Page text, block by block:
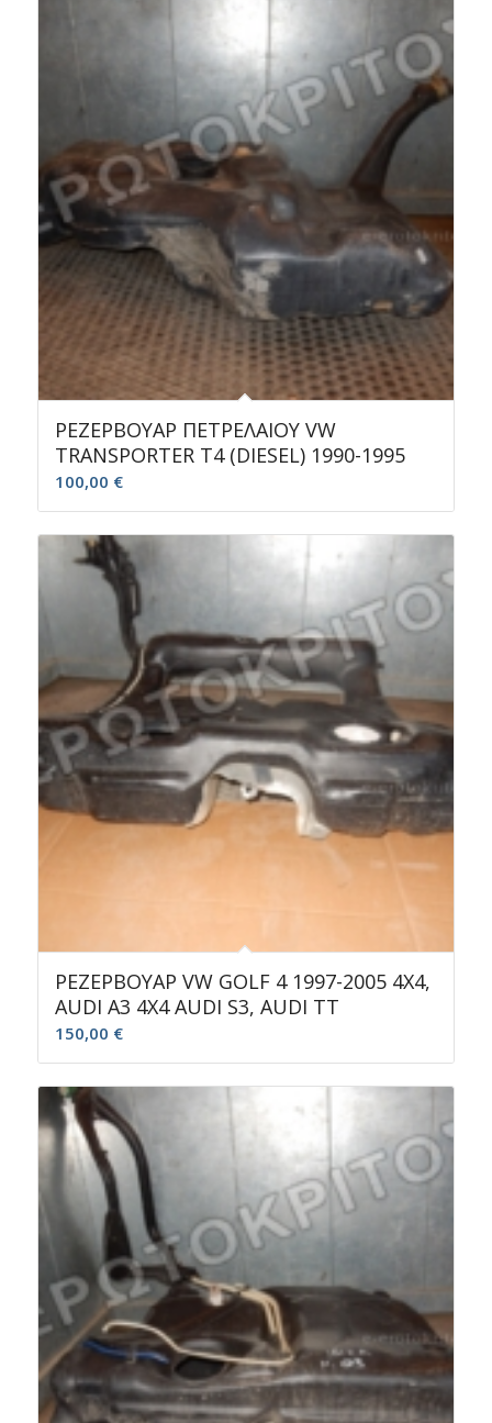
ΡΕΖΕΡΒΟΥΑΡ ΠΕΤΡΕΛΑΙΟΥ VW
TRANSPORTER T4 (DIESEL) 1990-1995
100,00 €
ΡΕΖΕΡΒΟΥΑΡ VW GOLF 4 1997-2005 4X4,
AUDI A3 4X4 AUDI S3, AUDI TT
150,00 €